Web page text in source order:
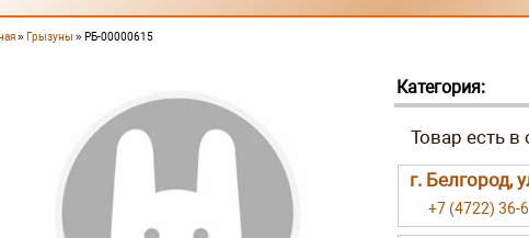
» Грызуны » РБ-00000615
Категория:
г. Белгород,
+7 (4722) 36-